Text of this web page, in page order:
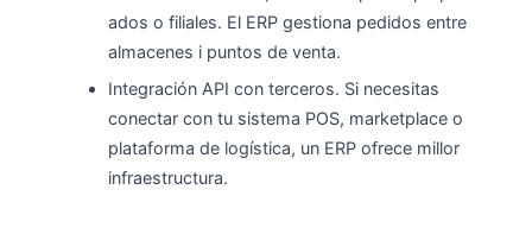
ados o filiales. El ERP gestiona pedidos entre
almacenes i puntos de venta.
Integración API con terceros. Si necesitas
conectar con tu sistema POS, marketplace o
plataforma de logística, un ERP ofrece millor
infraestructura.